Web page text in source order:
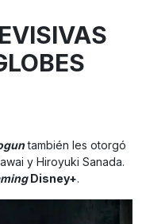
también les otorgó
y Hiroyuki Sanada.
Disney+.